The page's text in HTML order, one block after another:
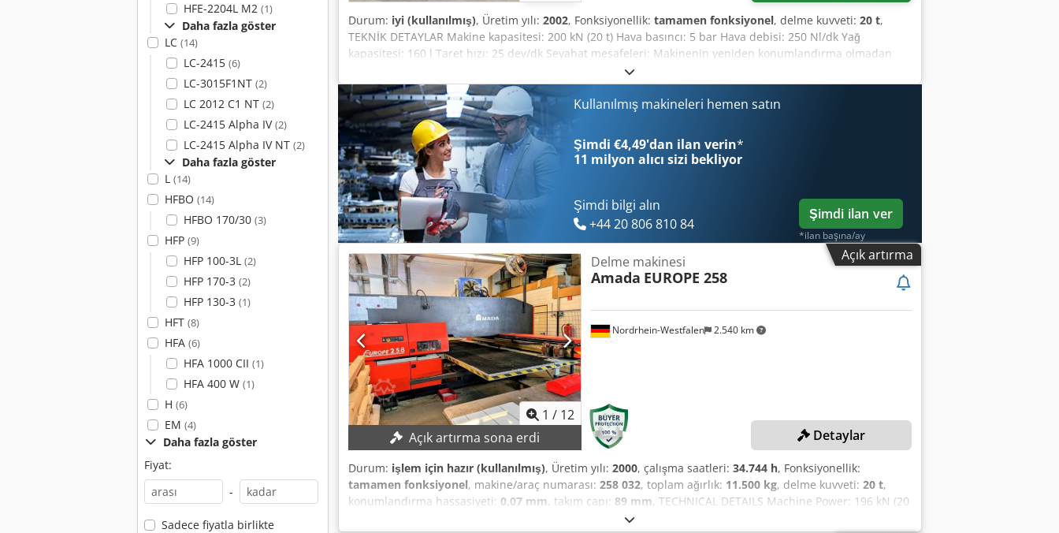
HFE-2204L M2 (1)
Daha fazla göster
LC (14)
LC-2415 (6)
LC-3015F1NT (2)
LC 2012 C1 NT (2)
LC-2415 Alpha IV(2)
LC-2415 Alpha IV NT (2)
Daha fazla göster
L (14)
HFBO (14)
HFBO 170/30 (3)
HFP (9)
HFP 100-3L (2)
HFP 170-3 (2)
HFP 130-3 (1)
HFT (8)
HFA (6)
HFA 1000 CII (1)
HFA 400 W (1)
H (6)
EM (4)
Daha fazla göster
Fiyat:
-
Sadece fiyatla birlikte
Durum: iyi (kullanılmış), Üretim yılı: 2002, Fonksiyonellik: tamamen fonksiyonel, delme kuvveti: 20 t,
TEKNİK DETAYLAR Makine kapasitesi: 200 kN (20 t) Hava basıncı: 5 bar Hava debisi: 250 Nl/dk Yağ
kapasitesi: 160 l Taret hızı: 25 dev/dk Seyahat mesafeleri: Makinenin yeniden konumlandırma olmadan
seyahat mesafesi: 1.250 mm x 2.100 mm İşleme Bilyalı tabla ile maks. sac kalınlığı: 6 mm Fırçalı tabla ile
maks. sac kalınlığı: 3 mm Tabla başına maks. ağırlık: 100 kg Codpfx Aey Symuehgsrf Hassasiyet Delme
hassasiyeti (standart modda): ±0,1 mm Pozisyonlama hassasiyeti (tekrarlanabilirlik): ±0,07 mm Performans
Dakikadaki vuruş, besleme 25,4 mm: X320 / Y250 Nibbling çevrimi, besleme 1 mm: X920 / Y920 Takımlar
Minimum programlanabilir adım: 0,01 mm Takım sayısı: 31 Maks. takım çapı: 88,9 mm Boyutlar (U x G x Y):
4.890 x 4.370 x 2.137 mm Makine ağırlığı: 11.500 kg Not: Takımlar dahil değildir, özel taşıma gerektirir.
Kullanılmış makineleri hemen satın
Şimdi €4,49'dan ilan verin*
11 milyon alıcı sizi bekliyor
Şimdi bilgi alın
+44 20 806 810 84
Şimdi ilan ver
*ilan başına/ay
Açık artırma
1 / 12
Açık artırma sona erdi
Nordrhein-Westfalen 2.540 km
Delme makinesi
Amada EUROPE 258
Detaylar
Durum: işlem için hazır (kullanılmış), Üretim yılı: 2000, çalışma saatleri: 34.744 h, Fonksiyonellik:
tamamen fonksiyonel, makine/araç numarası: 258 032, toplam ağırlık: 11.500 kg, delme kuvveti: 20 t,
konumlandırma hassasiyeti: 0,07 mm, takım çapı: 89 mm, TECHNICAL DETAILS Machine Power: 196 kN (20
t) Air Pressure: 5 bar Air Flow: 250 Nl/min Oil Capacity: 160 l Turret Speed: 25 rpm Travel Ranges Machine